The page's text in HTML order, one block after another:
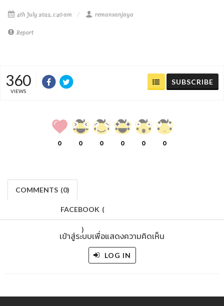
4th July 2022, 1:40 am remansanjaya
Report
360
VIEWS
SUBSCRIBE
0 0 0 0 0 0
COMMENTS (0)
FACEBOOK (
)
เข้าสู่ระบบเพื่อแสดงความคิดเห็น
LOG IN